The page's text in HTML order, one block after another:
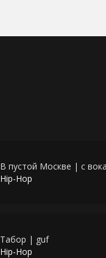
В пустой Москве | с
Hip-Hop
Табор | guf
Hip-Hop